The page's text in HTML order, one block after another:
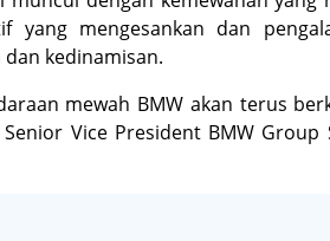
yang mengesankan dan
kedinamisan.
mewah BMW akan terus
Vice President BMW Group